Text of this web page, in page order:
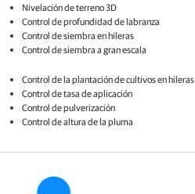
Nivelación de terreno 3D​
Control de profundidad de labranza​
Control de siembra en hileras​
Control de siembra a gran escala
Control de la plantación de cultivos en hileras
Control de tasa de aplicación​
Control​ de pulverización
Control​ de altura de la pluma